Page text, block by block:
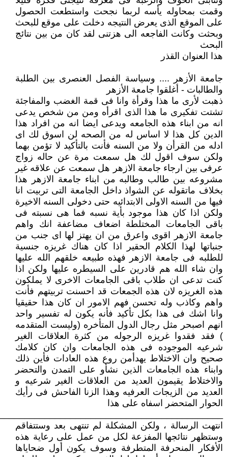
وقمت بمحاوله يأسه لربما نجحت واستطعت الحصول
على الموقع الذى يعرض النتيجه دخلت على موقع للبحث
وبحثت وكانت الفاجعه الى هزتنى لقد كان من بين نتائج
البحث
هذا العنوان القذر
جامعة الأزهر .... وسياسة الفصل العنصرى بين الطلبة
والطالبات - أغلقوا جامعة الأزهر
ذهبت لأرى ما هذا وقرأة وانا فى قمة الغضب والمفاجئة
تشتت تفكيرى ما هذا الذى اقرأه ومن من شخص يدعى
انه من ابناء هذه الجامعه ويدعى ايضا انه من افراد هذا
الدين كل هذا لا اساس له من الصحه لن اسوق لك اى
ادله من القرأن ولا من السنه فأنت بالتأكيد لا تؤمن بهما
ولكن سوف اقول لك هل سمعت مرة عن حاله زواج
عرفى بين ارجاء جامعة الازهر هل سمعت عن علاقه غير
مشروعه بين طالب وطالبه من ابناء جامعة الازهر هذا
بخلاف ماتقوله عن الشواذ داخل الجامعة التى تربيت انا
فيها من السنه الاولى الابتدائيه حتى دخولى السنه الاخيرة
ولكن اذا كان هذا موجود بأية نسبه فما هى نسبته فى
باقى الجامعات المختلطة اضعاف مضاعفة انك واهم
جامعة الازهر اقوى واعرق من ان يهتز لها اى جنب من
جنباتها لهذا الكلام الحقير اذا كان هناك غريزه جنسية
للطلبه فى جامعة الازهر فهذه طبيعه خلقهم الله عليها
وان شاء الله هم قادرين على السيطره عليها ولكن اذا
كنت تدعى ان طلاب باقى الجامعات الاخرى لا يملكون
هذه الغريزه لان هذه الجمعات قد احسنت تربيتهم فأنت
واهم وكاذب وله تحسن فهم الامور ان كان هذا حقيقيا
وانا اشك فى هذا بكل تأكيد فأنه يكون له تفسير واحد
انهم اصبحر مثل رجال الدول المتأخره (وليست المتقدمه
) فقد فقدوا غريزه الرجوله من كثرة العلاقات الغير
شرعيه الموجوده فى هذه الجامعات وان كان كلامك
صحيح وان الاختلاط يهدأمن روع هذه العادات فأين ذلك
وابناء هذه الجامعات الذين نشأو على التمدن والتحضر
والاختلاط يقيمون العديد من العلاقات الغير شرعيه و
العديد من الزيجات العرفيه وهذا الزنا الفاحش فى رأيك
الحوار المتحضر اسفاه على هذا
انتهت الرسالة ، ولكن المشكلة لم تنتهى بعد وستتفاقم
وستظهر نتائجها المفزعة لكل من عمل على رعاية هذه
الأفكار المنحرفة المتطرفة وسوف يكون أول ضحاياها